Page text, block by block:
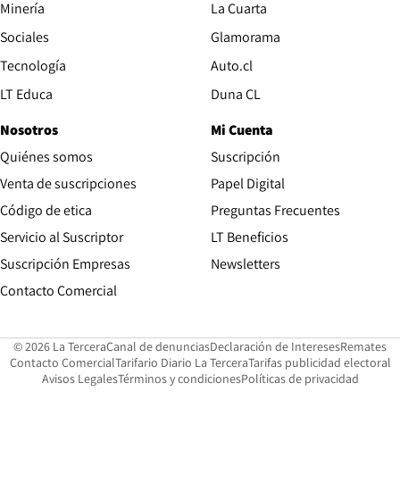
Minería
Sociales
Tecnología
LT Educa
La Cuarta
Glamorama
Auto.clOpens in new window
Duna CLOpens in new window
Nosotros
Quiénes somos
Venta de suscripciones
Código de etica Opens in new window
Servicio al Suscriptor
Suscripción Empresas
Contacto ComercialOpens in new window
Mi Cuenta
Suscripción
Papel DigitalOpens in new
Preguntas Frecuentes
LT Beneficios
Newsletters
© 2026 La TerceraCanal de denunciasOpens in new window
Declaración de InteresesOpens in
Remates
Contacto ComercialOpens in new window
Tarifario Diario La TerceraOpens in new window
Tarifas publicidad electoral
Avisos LegalesOpens in new window
Términos y condicionesPolíticas de privacidad